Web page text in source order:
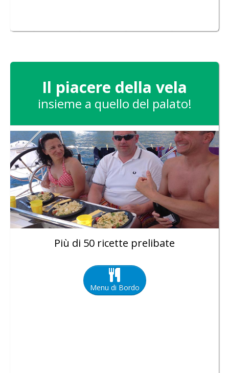
Il piacere della vela
insieme a quello del palato!
Più di 50 ricette prelibate
Menu di Bordo